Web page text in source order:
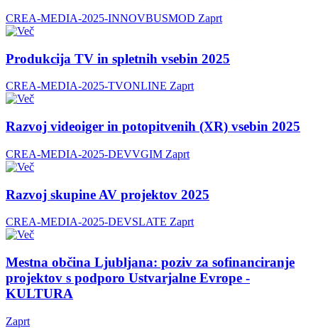
CREA-MEDIA-2025-INNOVBUSMOD Zaprt
Produkcija TV in spletnih vsebin 2025
CREA-MEDIA-2025-TVONLINE Zaprt
Razvoj videoiger in potopitvenih (XR) vsebin 2025
CREA-MEDIA-2025-DEVVGIM Zaprt
Razvoj skupine AV projektov 2025
CREA-MEDIA-2025-DEVSLATE Zaprt
Mestna občina Ljubljana: poziv za sofinanciranje
projektov s podporo Ustvarjalne Evrope -
KULTURA
Zaprt